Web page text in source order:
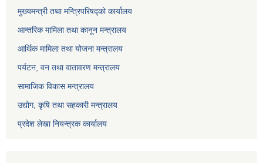
मुख्यमन्त्री तथा मन्त्रिपरिषद्को कार्यालय
आन्तरिक मामिला तथा कानून मन्त्रालय
आर्थिक मामिला तथा योजना मन्त्रालय
पर्यटन, वन तथा वातावरण मन्त्रालय
सामाजिक विकास मन्त्रालय
उद्योग, कृषि तथा सहकारी मन्त्रालय
प्रदेश लेखा नियन्त्रक कार्यालय